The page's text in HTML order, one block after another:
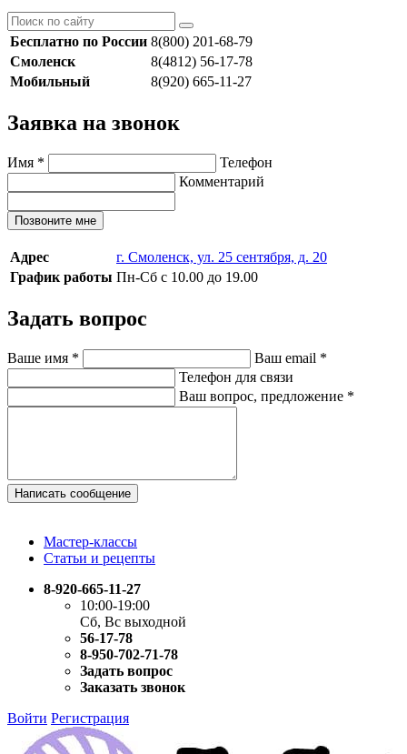
Бесплатно по России 8(800) 201-68-79
Смоленск
8(4812) 56-17-78
Мобильный
8(920) 665-11-27
Заявка на звонок
Имя *
Телефон
Комментарий
Позвоните мне
Адрес
г. Смоленск, ул. 25 сентября, д. 20
График работы Пн-Сб с 10.00 до 19.00
Задать вопрос
Ваше имя * Ваш email *
Телефон для связи
Ваш вопрос, предложение *
Написать сообщение
Мастер-классы
Статьи и рецепты
8-920-665-11-27
10:00-19:00
Сб, Вс выходной
56-17-78
8-950-702-71-78
Задать вопрос
Заказать звонок
Войти Регистрация